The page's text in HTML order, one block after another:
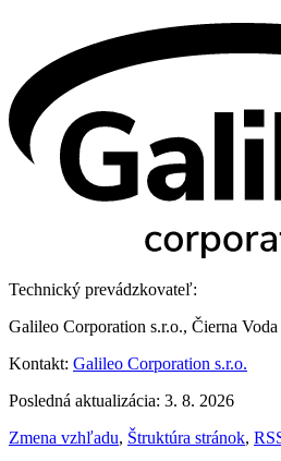
Technický prevádzkovateľ:
Galileo Corporation s.r.o., Čierna
Kontakt: Galileo Corporation s.r.o.
Posledná aktualizácia: 3. 8. 2026
Zmena vzhľadu, Štruktúra stránok,